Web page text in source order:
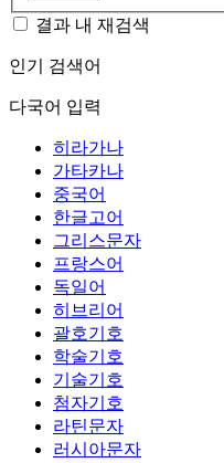
결과 내 재검색
인기 검색어
다국어 입력
히라가나
가타카나
중국어
한글고어
그리스문자
프랑스어
독일어
히브리어
괄호기호
학술기호
기술기호
첨자기호
라틴문자
러시아문자